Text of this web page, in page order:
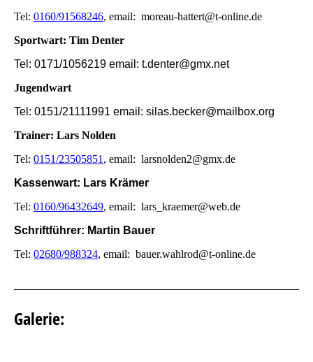
Tel: 0160/91568246, email: moreau-hattert@t-online.de
Sportwart: Tim Denter
Tel: 0171/1056219 email: t.denter@gmx.net
Jugendwart
Te l: 0151/21111991 email: silas.becker@mailbox.org
Trainer: Lars Nolden
Tel: 0151/23505851 , email: larsnolden2@gmx.de
Kassenwart: Lars Krämer
Tel: 0160/96432649, email: lars_kraemer@web.de
Schriftführer: Martin Bauer
Tel: 02680/988324, email: bauer.wahlrod@t-online.de
Galerie: